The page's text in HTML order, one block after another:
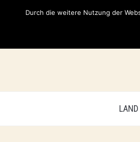
Durch die weitere Nutzung der